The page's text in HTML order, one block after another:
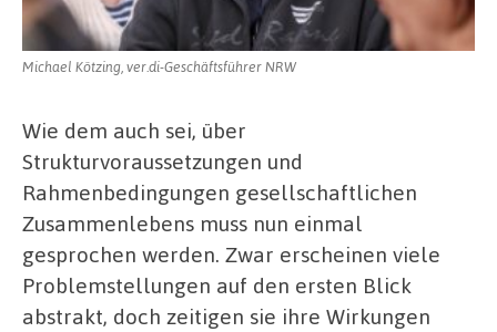
Michael Kötzing, ver.di-Geschäftsführer NRW
Wie dem auch sei, über
Strukturvoraussetzungen und
Rahmenbedingungen gesellschaftlichen
Zusammenlebens muss nun einmal
gesprochen werden. Zwar erscheinen viele
Problemstellungen auf den ersten Blick
abstrakt, doch zeitigen sie ihre Wirkungen